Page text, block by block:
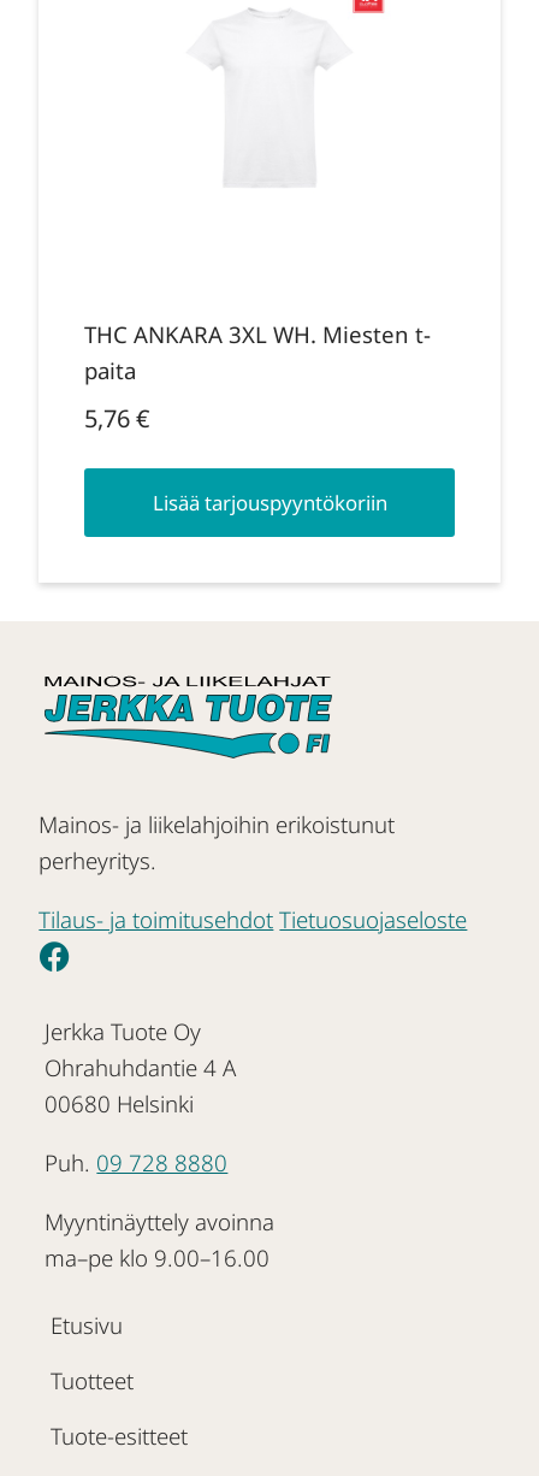
THC ANKARA 3XL WH. Miesten t-
paita
5,76€
Lisää tarjouspyyntökoriin
Mainos- ja liikelahjoihin erikoistunut
perheyritys.
Tilaus- ja toimitusehdot Tietuosuojaseloste
Jerkka Tuote Oy
Ohrahuhdantie 4 A
00680 Helsinki
Puh. 09 728 8880
Myyntinäyttely avoinna
ma–pe klo 9.00–16.00
Etusivu
Tuotteet
Tuote-esitteet